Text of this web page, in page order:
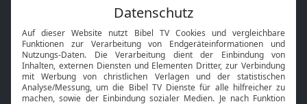
Neuigkeiten
Mobile App
Smart TV
HbbTV
Bibelthek Online-Bibel
Nächster Gottesdienst